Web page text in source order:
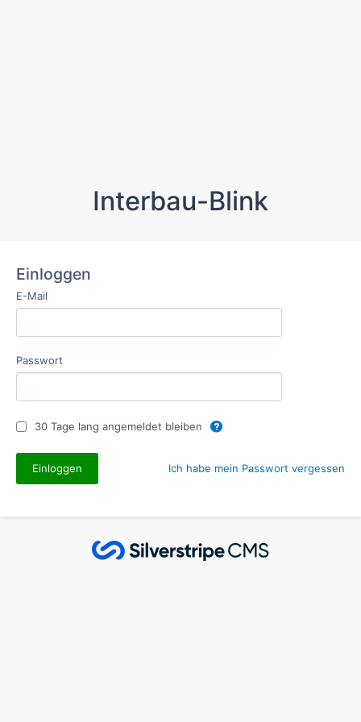
Interbau-Blink
Einloggen
E-Mail
Passwort
30 Tage lang angemeldet bleiben
Ich habe mein Passwort vergessen